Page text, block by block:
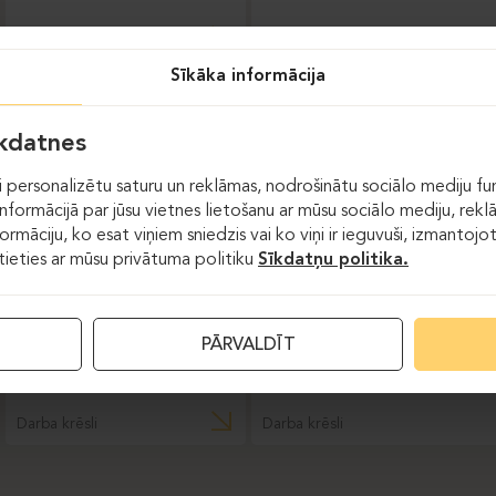
Darba krēsli Darba krēsli
Sīkāka informācija
saturu un reklāmas, nodrošinātu sociālo mediju
par jūsu vietnes lietošanu ar mūsu sociālo mediju,
ko esat viņiem sniedzis vai ko viņi ir ieguvuši,
ar mūsu privātuma politiku Sīkdatņu politika.
PĀRVALDĪT